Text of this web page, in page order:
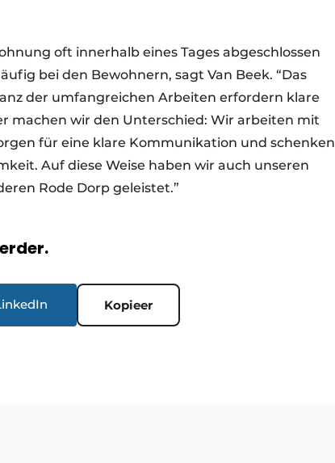
oft innerhalb eines Tages abgeschlossen
bei den Bewohnern, sagt Van Beek. “Das
der umfangreichen Arbeiten erfordern klare
machen wir den Unterschied: Wir arbeiten mit
für eine klare Kommunikation und schenken
Auf diese Weise haben wir auch unseren
Rode Dorp geleistet.”
Kopieer